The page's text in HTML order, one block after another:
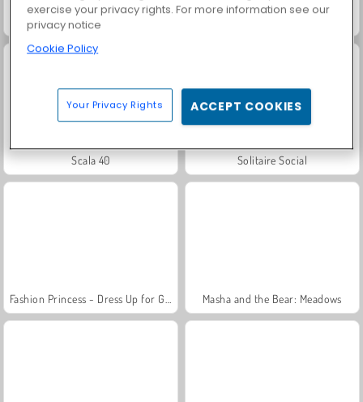
Jewel Garden Story
Scala 40 Solitaire Social
Masha and the Bear: Meadows
exercise your privacy rights. For more information see our
privacy notice
Cookie Policy
Your Privacy Rights ACCEPT COOKIES